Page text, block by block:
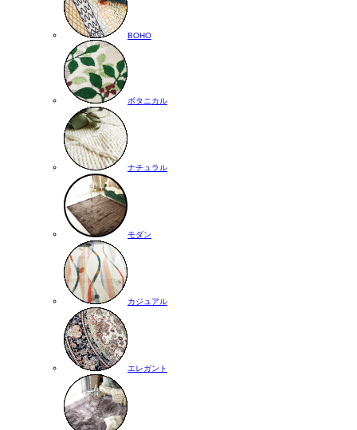
BOHO
ボタニカル
ナチュラル
モダン
カジュアル
エレガント